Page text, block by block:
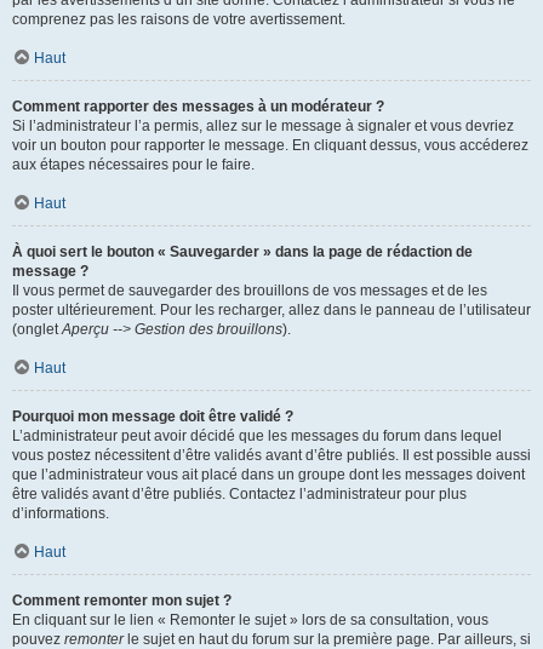
comprenez pas les raisons de votre avertissement.
Haut
Comment rapporter des messages à un modérateur ?
Si l’administrateur l’a permis, allez sur le message à signaler et vous devriez
voir un bouton pour rapporter le message. En cliquant dessus, vous accéderez
aux étapes nécessaires pour le faire.
Haut
À quoi sert le bouton « Sauvegarder » dans la page de rédaction de
message ?
Il vous permet de sauvegarder des brouillons de vos messages et de les
poster ultérieurement. Pour les recharger, allez dans le panneau de l’utilisateur
(ongletAperçu --> Gestion des brouillons).
Haut
Pourquoi mon message doit être validé ?
L’administrateur peut avoir décidé que les messages du forum dans lequel
vous postez nécessitent d’être validés avant d’être publiés. Il est possible aussi
que l’administrateur vous ait placé dans un groupe dont les messages doivent
être validés avant d’être publiés. Contactez l’administrateur pour plus
d’informations.
Haut
Comment remonter mon sujet ?
En cliquant sur le lien « Remonter le sujet » lors de sa consultation, vous
pouvez remonterle sujet en haut du forum sur la première page. Par ailleurs, si